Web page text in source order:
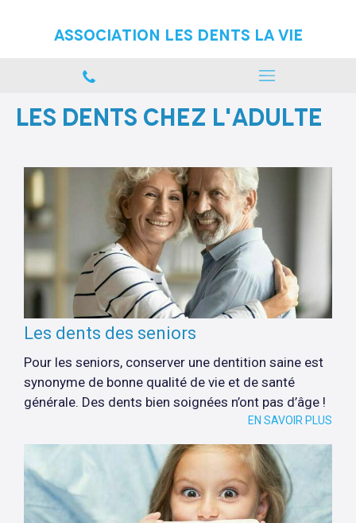
Association Les Dents La vie
Les dents chez l'adulte
Les dents des seniors
Pour les seniors, conserver une dentition saine est
synonyme de bonne qualité de vie et de santé
générale. Des dents bien soignées n’ont pas d’âge !
EN SAVOIR PLUS